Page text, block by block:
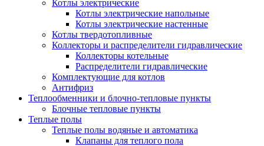
Котлы электрические
Котлы электрические напольные
Котлы электрические настенные
Котлы твердотопливные
Коллекторы и распределители гидравлические
Коллекторы котельные
Распределители гидравлические
Комплектующие для котлов
Антифриз
Теплообменники и блочно-тепловые пункты
Блочные тепловые пункты
Теплые полы
Теплые полы водяные и автоматика
Клапаны для теплого пола